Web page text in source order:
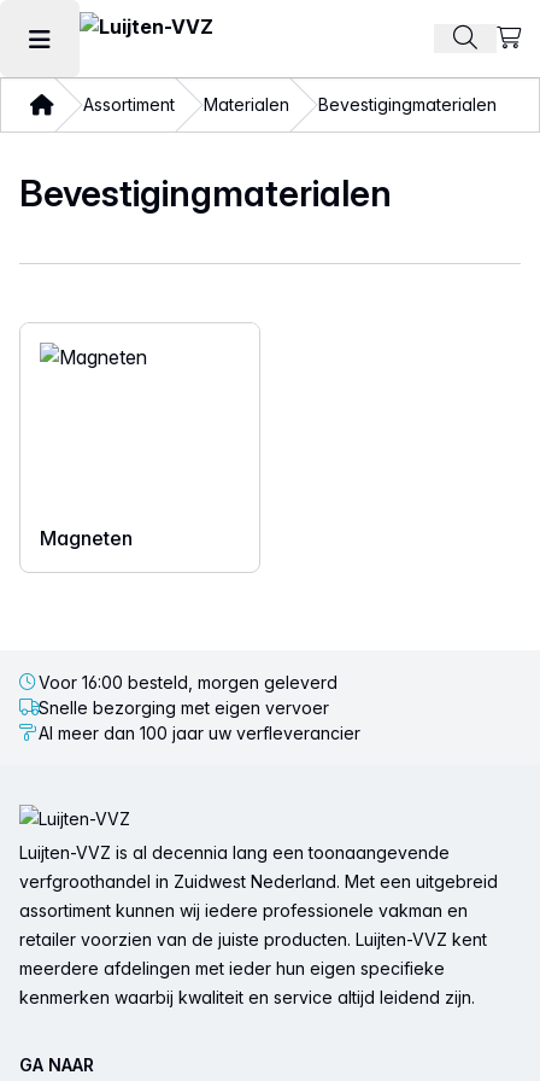
Hoofdmenu openen Zoek
ThuisAssortiment Materialen Bevestigingmaterialen
Bevestigingmaterialen
Magneten
Voor 16:00 besteld, morgen geleverd
Snelle bezorging met eigen vervoer
Al meer dan 100 jaar uw verfleverancier
Luijten-VVZ is al decennia lang een toonaangevende
verfgroothandel in Zuidwest Nederland. Met een uitgebreid
assortiment kunnen wij iedere professionele vakman en
retailer voorzien van de juiste producten. Luijten-VVZ kent
meerdere afdelingen met ieder hun eigen specifieke
kenmerken waarbij kwaliteit en service altijd leidend zijn.
GA NAAR